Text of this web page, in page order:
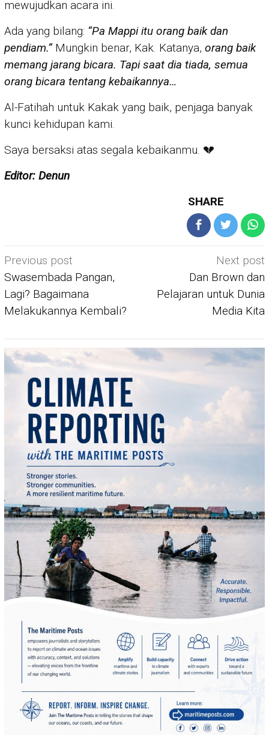
mewujudkan acara ini.
Ada yang bilang: “Pa Mappi itu orang baik dan
pendiam.”Mungkin benar, Kak. Katanya, orang baik
memang jarang bicara. Tapi saat dia tiada, semua
orang bicara tentang kebaikannya…
Al-Fatihah untuk Kakak yang baik, penjaga banyak
kunci kehidupan kami.
Saya bersaksi atas segala kebaikanmu. 💔
Editor: Denun
SHARE
Post
navigation
Previous post
Swasembada Pangan,
Lagi? Bagaimana
Melakukannya Kembali?
Next post
Dan Brown dan
Pelajaran untuk Dunia
Media Kita